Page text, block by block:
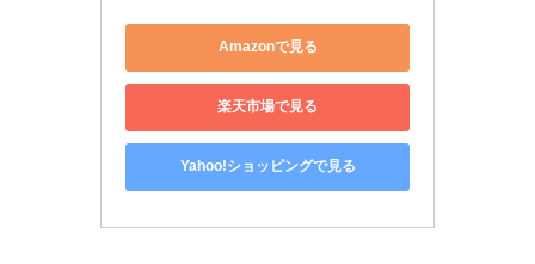
Amazonで見る
楽天市場で見る
Yahoo!ショッピングで見る